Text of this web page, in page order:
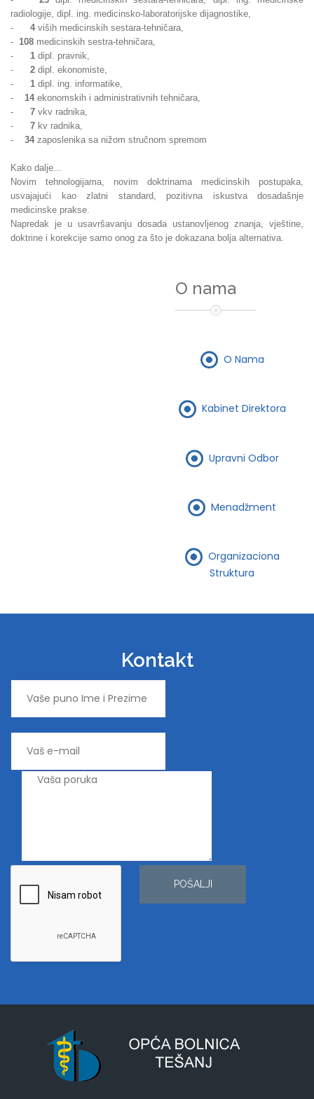
radiologije, dipl. ing. medicinsko-laboratorijske dijagnostike,
- 4 viših medicinskih sestara-tehničara,
- 108 medicinskih sestra-tehničara,
- 1 dipl. pravnik,
- 2 dipl. ekonomiste,
- 1 dipl. ing. informatike,
- 14 ekonomskih i administrativnih tehničara,
- 7 vkv radnika,
- 7 kv radnika,
- 34 zaposlenika sa nižom stručnom spremom
Kako dalje...
Novim tehnologijama, novim doktrinama medicinskih postupaka,
usvajajući kao zlatni standard, pozitivna iskustva dosadašnje
medicinske prakse.
Napredak je u usavršavanju dosada ustanovljenog znanja, vještine,
doktrine i korekcije samo onog za što je dokazana bolja alternativa.
O nama
O Nama
Kabinet Direktora
Upravni Odbor
Menadžment
Organizaciona
Struktura
Kontakt
POŠALJI